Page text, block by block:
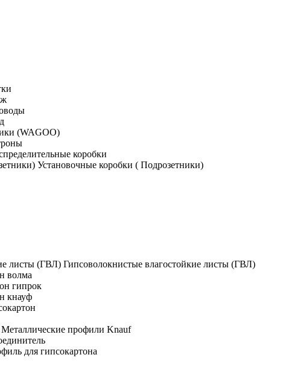
(WAGOО)
коробки
Установочные коробки ( Подрозетники)
Гипсоволокнистые влагостойкие листы (ГВЛ)
волма
гипрок
кнауф
Металлические профили Knauf
для гипсокартона